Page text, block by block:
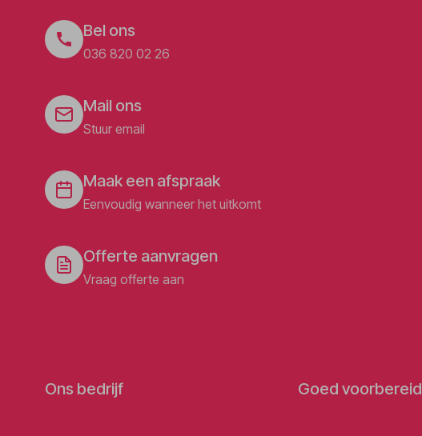
Bel ons
036 820 02 26
Mail ons
Stuur email
Maak een afspraak
Eenvoudig wanneer het uitkomt
Offerte aanvragen
Vraag offerte aan
Ons bedrijf Goed voorbereid